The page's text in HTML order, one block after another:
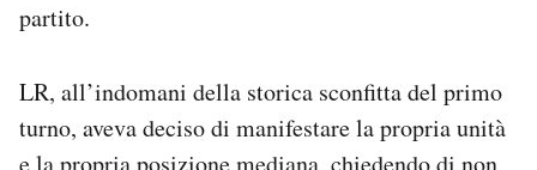
partito.
LR, all’indomani della storica sconfitta del primo
turno, aveva deciso di manifestare la propria unità
e la propria posizione mediana, chiedendo di non